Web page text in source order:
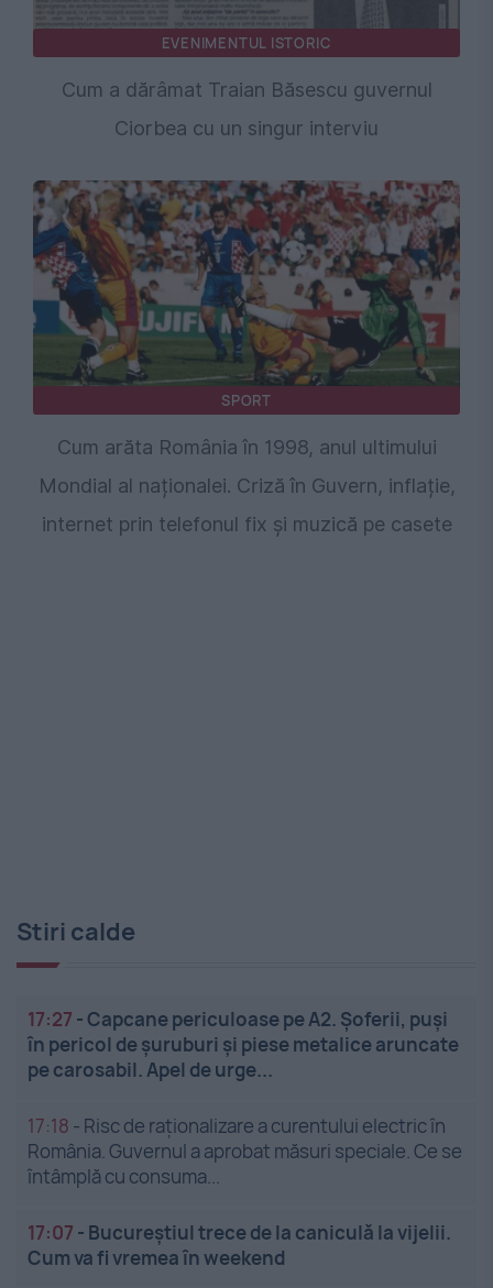
EVENIMENTUL ISTORIC
Cum a dărâmat Traian Băsescu guvernul
Ciorbea cu un singur interviu
SPORT
Cum arăta România în 1998, anul ultimului
Mondial al naționalei. Criză în Guvern, inflație,
internet prin telefonul fix și muzică pe casete
Stiri calde
17:27 -Capcane periculoase pe A2. Șoferii, puși
în pericol de șuruburi și piese metalice aruncate
pe carosabil. Apel de urge...
17:18 - Risc de raționalizare a curentului electric în
România. Guvernul a aprobat măsuri speciale. Ce se
întâmplă cu consuma...
17:07 - Bucureștiul trece de la caniculă la vijelii.
Cum va fi vremea în weekend